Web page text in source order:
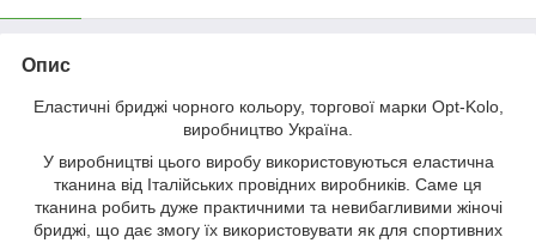
Опис
Еластичні бриджі чорного кольору, торгової марки Opt-Kolo,
виробництво Україна.
У виробництві цього виробу використовуються еластична
тканина від Італійських провідних виробників. Саме ця
тканина робить дуже практичними та невибагливими жіночі
бриджі, що дає змогу їх використовувати як для спортивних